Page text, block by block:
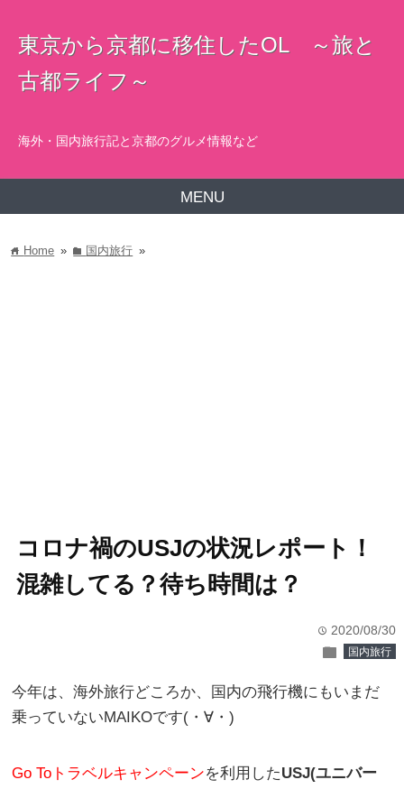
東京から京都に移住したOL ～旅と
古都ライフ～
海外・国内旅行記と京都のグルメ情報など
MENU
home Home » folder 国内旅行 »
コロナ禍のUSJの状況レポート！
混雑してる？待ち時間は？
time 2020/08/30
folder 国内旅行
今年は、海外旅行どころか、国内の飛行機にもいまだ
乗っていないMAIKOです(・∀・)
Go Toトラベルキャンペーンを利用したUSJ(ユニバー